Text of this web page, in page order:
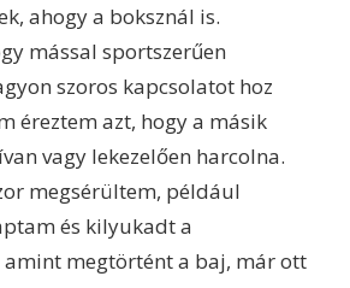
ahogy a boksznál is.
mással sportszerűen
szoros kapcsolatot hoz
éreztem azt, hogy a másik
vagy lekezelően harcolna.
megsérültem, például
és kilyukadt a
megtörtént a baj, már ott